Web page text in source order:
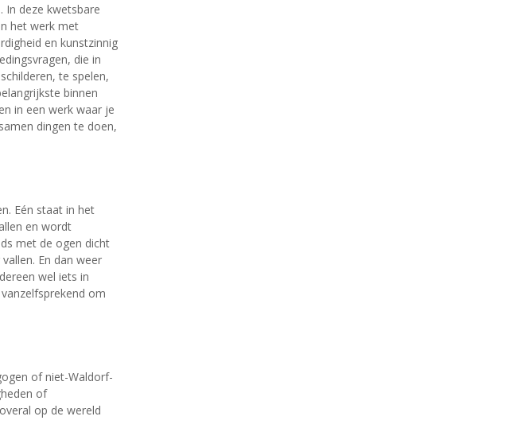
In deze kwetsbare
het werk met
en kunstzinnig
die in
te spelen,
binnen
in een werk waar je
dingen te doen,
Eén staat in het
en wordt
met de ogen dicht
En dan weer
wel iets in
om
of niet-Waldorf-
of
op de wereld